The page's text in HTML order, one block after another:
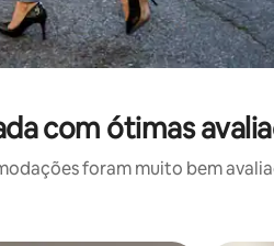
com ótimas
foram muito bem